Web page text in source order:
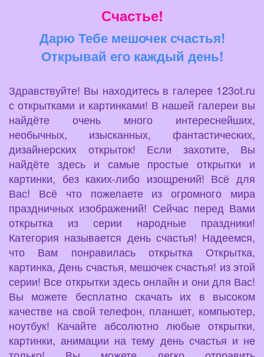
Счастье!
Дарю Тебе мешочек счастья!
Открывай его каждый день!
Здравствуйте! Вы находитесь в галерее 123ot.ru
с открытками и картинками! В нашей галереи вы
найдёте очень много интереснейших,
необычных, изысканных, фантастических,
дизайнерских открыток! Если захотите, Вы
найдёте здесь и самые простые открытки и
картинки, без каких-либо изощрений! Всё для
Вас! Всё что пожелаете из огромного мира
праздничных изображений! Сейчас перед Вами
открытка из серии народные праздники!
Категория называется день счастья! Надеемся,
что Вам понравилась открытка Открытка,
картинка, День счастья, мешочек счастья! из этой
серии! Все открытки здесь онлайн и они для Вас!
Вы можете бесплатно скачать их в высоком
качестве на свой телефон, планшет, компьютер,
ноутбук! Качайте абсолютно любые открытки,
картинки, анимации на тему день счастья и не